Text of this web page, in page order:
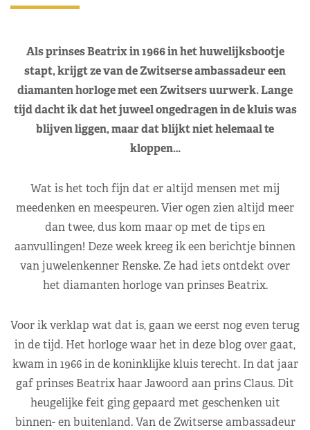
Als prinses Beatrix in 1966 in het huwelijksbootje
stapt, krijgt ze van de Zwitserse ambassadeur een
diamanten horloge met een Zwitsers uurwerk. Lange
tijd dacht ik dat het juweel ongedragen in de kluis was
blijven liggen, maar dat blijkt niet helemaal te
kloppen…
Wat is het toch fijn dat er altijd mensen met mij
meedenken en meespeuren. Vier ogen zien altijd meer
dan twee, dus kom maar op met de tips en
aanvullingen! Deze week kreeg ik een berichtje binnen
van juwelenkenner Renske. Ze had iets ontdekt over
het diamanten horloge van prinses Beatrix.
Voor ik verklap wat dat is, gaan we eerst nog even terug
in de tijd. Het horloge waar het in deze blog over gaat,
kwam in 1966 in de koninklijke kluis terecht. In dat jaar
gaf prinses Beatrix haar Jawoord aan prins Claus. Dit
heugelijke feit ging gepaard met geschenken uit
binnen- en buitenland. Van de Zwitserse ambassadeur